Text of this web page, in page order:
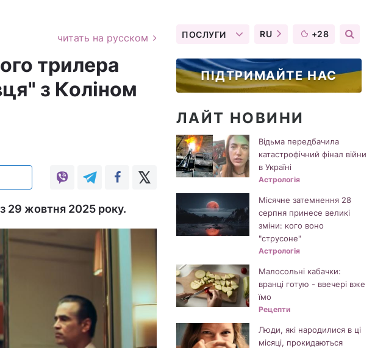
читать на русском
трилера
з Коліном
29 жовтня 2025 року.
ПОСЛУГИ RU +28
ПІДТРИМАЙТЕ НАС
ЛАЙТ НОВИНИ
Відьма передбачила
катастрофічний фінал війни
в Україні
Астрологія
Місячне затемнення 28
серпня принесе великі
зміни: кого воно
"струсоне"
Астрологія
Малосольні кабачки:
вранці готую - ввечері вже
їмо
Рецепти
Люди, які народилися в ці
місяці, прокидаються